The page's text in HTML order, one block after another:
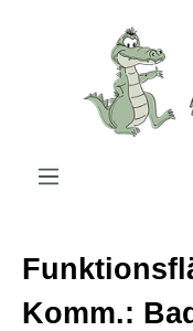
Zum Hauptinhalt
Komm.: